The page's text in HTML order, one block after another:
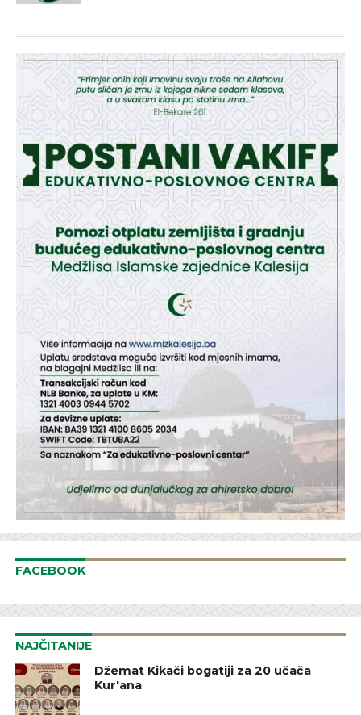
FACEBOOK
NAJČITANIJE
Džemat Kikači bogatiji za 20 učača
Kur'ana